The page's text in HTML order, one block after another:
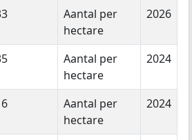
Aantal per
hectare
2026
Aantal per
hectare
2024
Aantal per
hectare
2024